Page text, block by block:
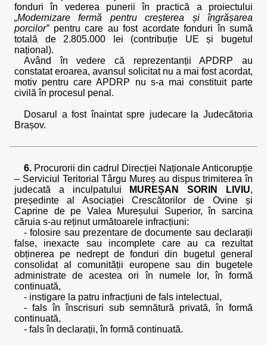
fonduri în vederea punerii în practică a proiectului
„Modernizare fermă pentru creșterea și îngrășarea
porcilor”pentru care au fost acordate fonduri în sumă
totală de 2.805.000 lei (contribuție UE și bugetul
național).
Având în vedere că reprezentanții APDRP au
constatat eroarea, avansul solicitat nu a mai fost acordat,
motiv pentru care APDRP nu s-a mai constituit parte
civilă în procesul penal.
Dosarul a fost înaintat spre judecare la Judecătoria
Brașov.
6. Procurorii din cadrul Direcției Naționale Anticorupție
– Serviciul Teritorial Târgu Mureș au dispus trimiterea în
judecată a inculpatului
MUREȘAN SORIN LIVIU,
președinte al Asociației Crescătorilor de Ovine și
Caprine de pe Valea Mureșului Superior, în sarcina
căruia s-au reținut următoarele infracțiuni:
- folosire sau prezentare de documente sau declarații
false, inexacte sau incomplete care au ca rezultat
obținerea pe nedrept de fonduri din bugetul general
consolidat al comunității europene sau din bugetele
administrate de acestea ori în numele lor, în formă
continuată,
- instigare la patru infracțiuni de fals intelectual,
- fals în înscrisuri sub semnătură privată, în formă
continuată,
- fals în declarații, în formă continuată.